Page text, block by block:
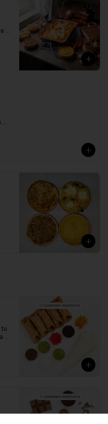
tu